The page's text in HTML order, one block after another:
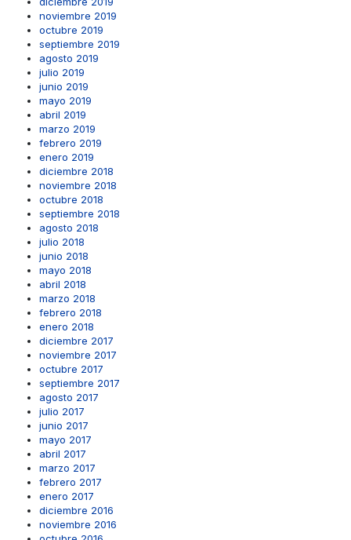
noviembre 2019
octubre 2019
septiembre 2019
agosto 2019
julio 2019
junio 2019
mayo 2019
abril 2019
marzo 2019
febrero 2019
enero 2019
diciembre 2018
noviembre 2018
octubre 2018
septiembre 2018
agosto 2018
julio 2018
junio 2018
mayo 2018
abril 2018
marzo 2018
febrero 2018
enero 2018
diciembre 2017
noviembre 2017
octubre 2017
septiembre 2017
agosto 2017
julio 2017
junio 2017
mayo 2017
abril 2017
marzo 2017
febrero 2017
enero 2017
diciembre 2016
noviembre 2016